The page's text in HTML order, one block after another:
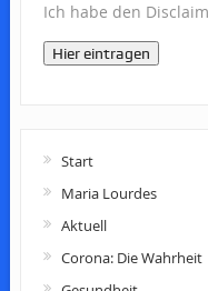
Ich habe den
Hier eintragen
Start
Maria Lourdes
Aktuell
Corona: Die Wahrheit